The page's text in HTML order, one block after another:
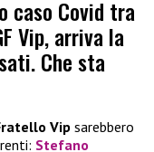
caso Covid tra
Vip, arriva la
Che sta
Vip sarebbero
Stefano